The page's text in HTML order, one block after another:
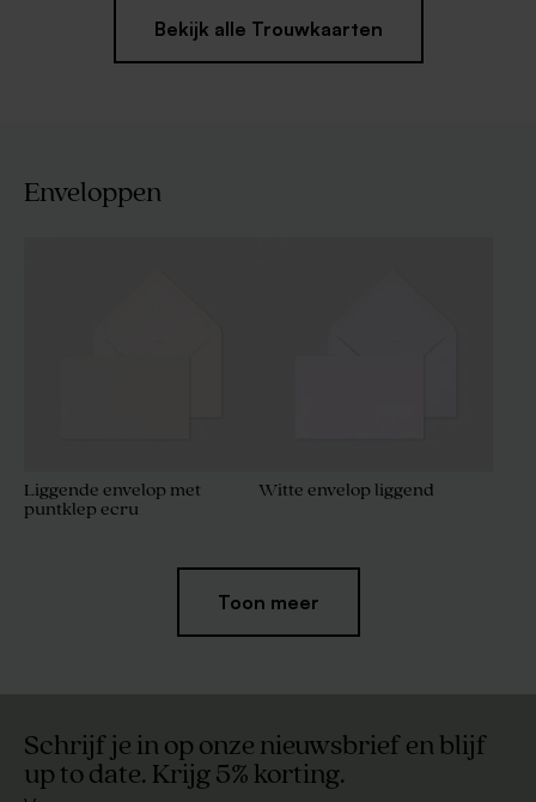
Bekijk alle Trouwkaarten
Enveloppen
Liggende envelop met
puntklep ecru
Witte envelop liggend
Toon meer
Schrijf je in op onze nieuwsbrief en blijf
up to date. Krijg 5% korting.